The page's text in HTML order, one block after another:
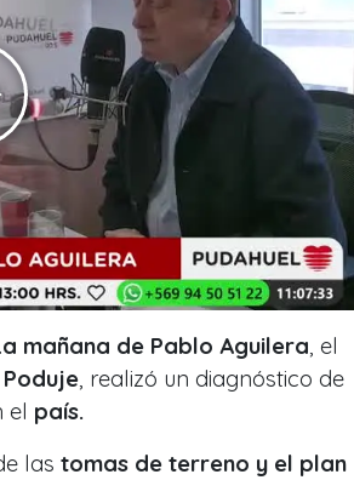
mañana de Pablo Aguilera, el
, realizó un diagnóstico de
el país.
las tomas de terreno y el plan